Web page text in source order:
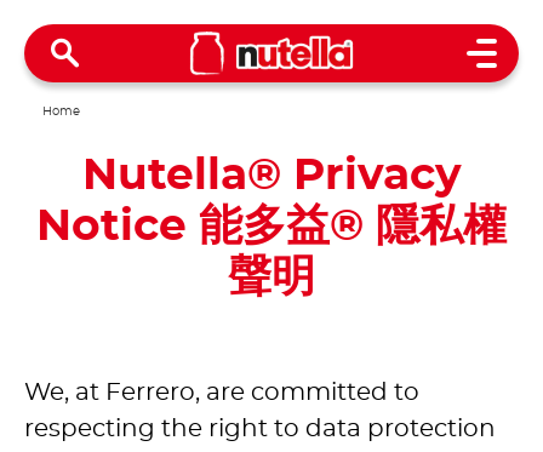
Open
Home
Nutella® Privacy
Notice 能多益® 隱私權
聲明
We, at Ferrero, are committed to
respecting the right to data protection